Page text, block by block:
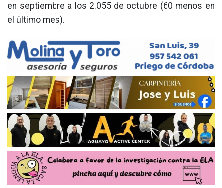
en septiembre a los 2.055 de octubre (60 menos en
el último mes).